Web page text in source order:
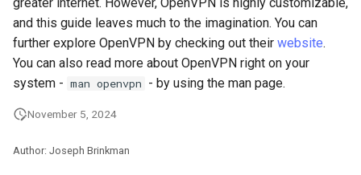
and this guide leaves much to the imagination. You can
further explore OpenVPN by checking out their website.
You can also read more about OpenVPN right on your
system - man openvpn - by using the man page.
November 5, 2024
Author: Joseph Brinkman